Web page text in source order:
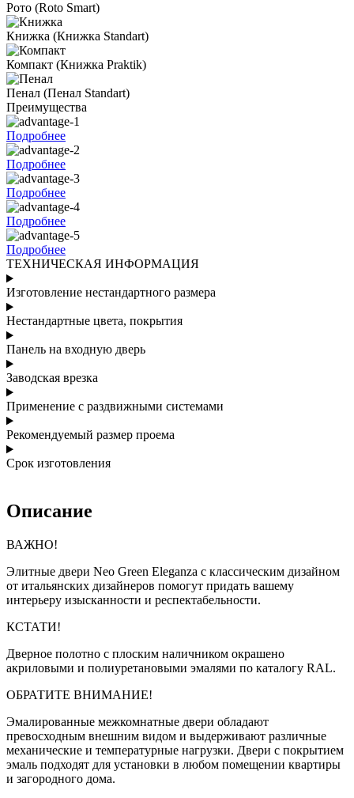
Рото (Roto Smart)
Книжка (Книжка Standart)
Компакт (Книжка Praktik)
Пенал (Пенал Standart)
Преимущества
Подробнее
Подробнее
Подробнее
Подробнее
Подробнее
ТЕХНИЧЕСКАЯ ИНФОРМАЦИЯ
Изготовление нестандартного размера
Нестандартные цвета, покрытия
Панель на входную дверь
Заводская врезка
Применение с раздвижными системами
Рекомендуемый размер проема
Срок изготовления
Описание
ВАЖНО!
Элитные двери Neo Green Eleganza с классическим дизайном
от итальянских дизайнеров помогут придать вашему
интерьеру изысканности и респектабельности.
КСТАТИ!
Дверное полотно с плоским наличником окрашено
акриловыми и полиуретановыми эмалями по каталогу RAL.
ОБРАТИТЕ ВНИМАНИЕ!
Эмалированные межкомнатные двери обладают
превосходным внешним видом и выдерживают различные
механические и температурные нагрузки. Двери с покрытием
эмаль подходят для установки в любом помещении квартиры
и загородного дома.